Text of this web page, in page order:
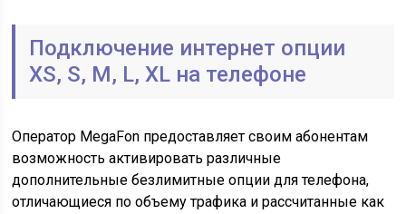
Подключение интернет опции
XS, S, M, L, XL на телефоне
Оператор MegaFon предоставляет своим абонентам
возможность активировать различные
дополнительные безлимитные опции для телефона,
отличающиеся по объему трафика и рассчитанные как